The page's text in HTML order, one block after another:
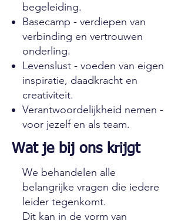
begeleiding.
Basecamp - verdiepen van
verbinding en vertrouwen
onderling.
Levenslust - voeden van eigen
inspiratie, daadkracht en
creativiteit.
Verantwoordelijkheid nemen -
voor jezelf en als team.
Wat je bij ons krijgt
We behandelen alle
belangrijke vragen die iedere
leider tegenkomt.
Dit kan in de vorm van